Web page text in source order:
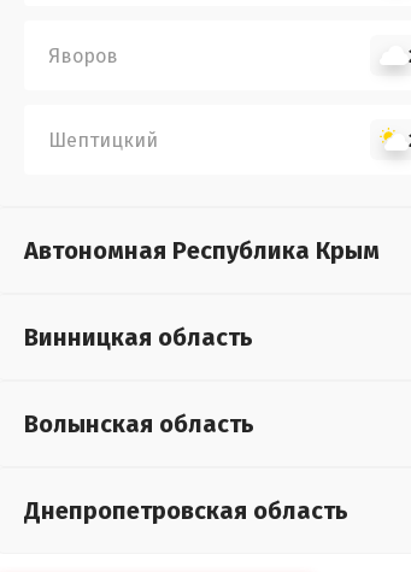
Яворов
Шептицкий
Автономная Республика Крым
Винницкая область
Волынская область
Днепропетровская область